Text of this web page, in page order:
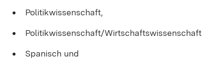
Politikwissenschaft,
Politikwissenschaft/Wirtschaftswissenschaft
Spanisch und